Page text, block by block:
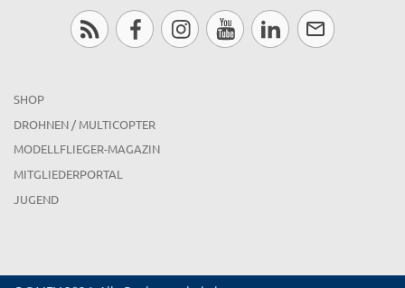
SHOP
DROHNEN / MULTICOPTER
MODELLFLIEGER-MAGAZIN
MITGLIEDERPORTAL
JUGEND